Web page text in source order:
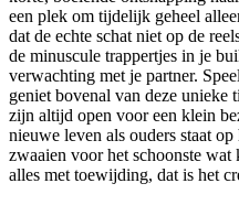
een plek om tijdelijk geheel
dat de echte schat niet op de
de minuscule trappertjes in je
verwachting met je partner.
geniet bovenal van deze
zijn altijd open voor een klein
nieuwe leven als ouders staat
zwaaien voor het schoonste wat
alles met toewijding, dat is het